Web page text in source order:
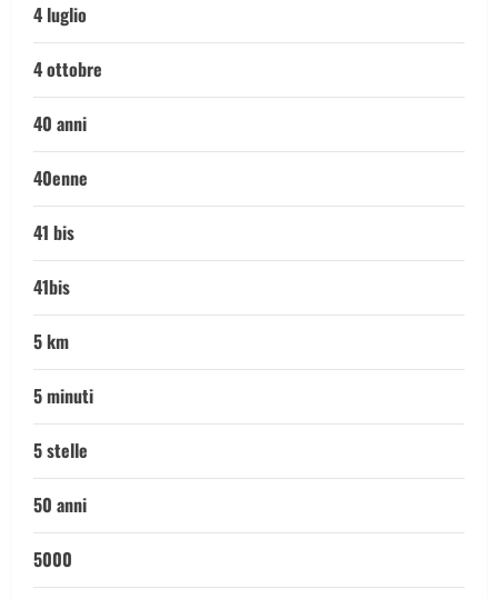
4 luglio
4 ottobre
40 anni
40enne
41 bis
41bis
5 km
5 minuti
5 stelle
50 anni
5000